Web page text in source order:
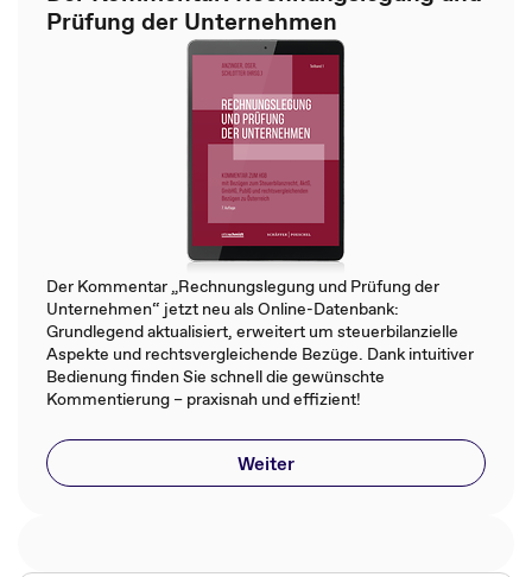
Prüfung der Unternehmen
Der Kommentar „Rechnungslegung und Prüfung der
Unternehmen“ jetzt neu als Online-Datenbank:
Grundlegend aktualisiert, erweitert um steuerbilanzielle
Aspekte und rechtsvergleichende Bezüge. Dank intuitiver
Bedienung finden Sie schnell die gewünschte
Kommentierung – praxisnah und effizient!
Weiter